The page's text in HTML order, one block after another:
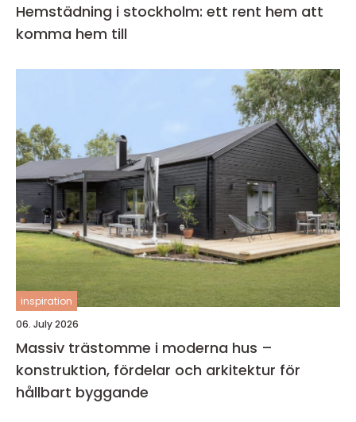
Hemstädning i stockholm: ett rent hem att
komma hem till
inspiration
06. July 2026
Massiv trästomme i moderna hus –
konstruktion, fördelar och arkitektur för
hållbart byggande